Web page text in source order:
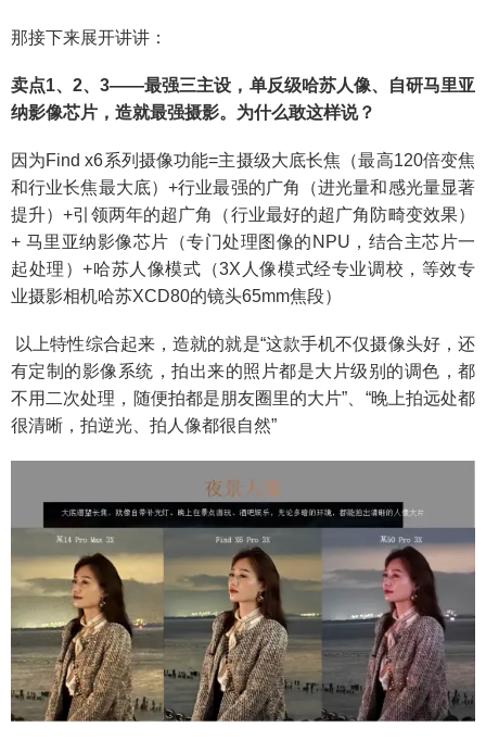
那接下来展开讲讲：
卖点1、2、3——最强三主设，单反级哈苏人像、自研马里亚
纳影像芯片，造就最强摄影。为什么敢这样说？
因为Find x6系列摄像功能=主摄级大底长焦（最高120倍变焦
和行业长焦最大底）+行业最强的广角（进光量和感光量显著
提升）+引领两年的超广角（行业最好的超广角防畸变效果）
+ 马里亚纳影像芯片（专门处理图像的NPU，结合主芯片一
起处理）+哈苏人像模式（3X人像模式经专业调校，等效专
业摄影相机哈苏XCD80的镜头65mm焦段）
以上特性综合起来，造就的就是“这款手机不仅摄像头好，还
有定制的影像系统，拍出来的照片都是大片级别的调色，都
不用二次处理，随便拍都是朋友圈里的大片”、“晚上拍远处都
很清晰，拍逆光、拍人像都很自然”